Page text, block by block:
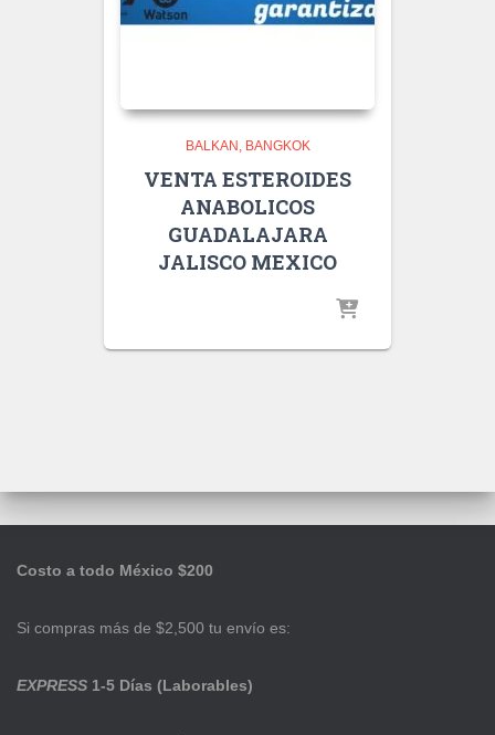
BALKAN BANGKOK
VENTA ESTEROIDES
ANABOLICOS
GUADALAJARA
JALISCO MEXICO
Costo a todo México $200
Si compras más de $2,500 tu envío es:
EXPRESS 1-5 Días (Laborables)